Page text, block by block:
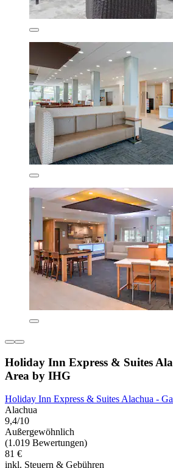
Holiday Inn Express & Suites
Area by IHG
Holiday Inn Express & Suites Alachua -
Alachua
9,4/10
Außergewöhnlich
(1.019 Bewertungen)
81 €
inkl. Steuern & Gebühren